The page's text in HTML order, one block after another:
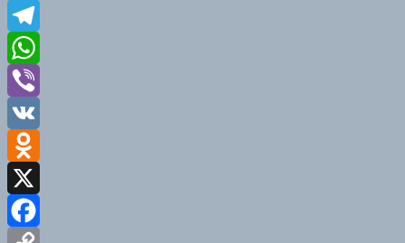
Telegram
WhatsApp
Viber
VK
Odnoklassniki
X